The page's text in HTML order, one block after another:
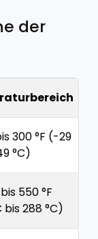
der
300 °F (-29
°C)
550 °F
bis 288 °C)